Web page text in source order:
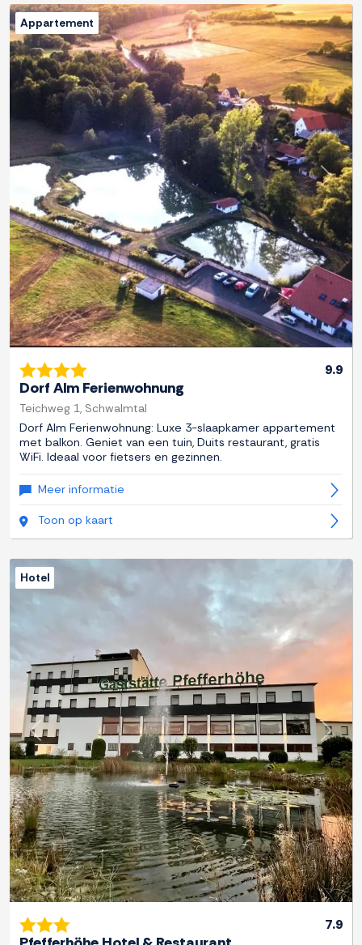
Previous Next
Appartement
9.9
Dorf Alm Ferienwohnung
Teichweg 1, Schwalmtal
Dorf Alm Ferienwohnung: Luxe 3-slaapkamer appartement
met balkon. Geniet van een tuin, Duits restaurant, gratis
WiFi. Ideaal voor fietsers en gezinnen.
Meer informatie
Toon op kaart
Previous Next
Hotel
7.9